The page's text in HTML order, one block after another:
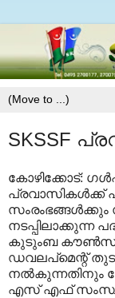
SKSSF
കോഴിക്കോട്:
പ്രവാസികൾക്ക്
നടപ്പിലാക്കുന്ന
കുടുംബ
ഡവലപ്മെന്റ്
നൽകുന്നതിനും
എസ് എഫ് സംസ്ഥാന